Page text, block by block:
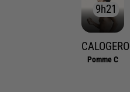
9h21
9h21
CALOGERO
Pomme C